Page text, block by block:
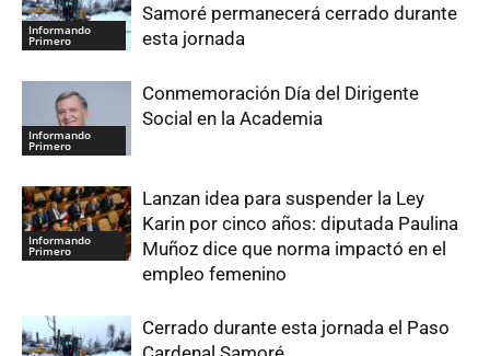
Informando
Primero
Samoré permanecerá cerrado durante
esta jornada
Informando
Primero
Conmemoración Día del Dirigente
Social en la Academia
Informando
Primero
Lanzan idea para suspender la Ley
Karin por cinco años: diputada Paulina
Muñoz dice que norma impactó en el
empleo femenino
Cerrado durante esta jornada el Paso